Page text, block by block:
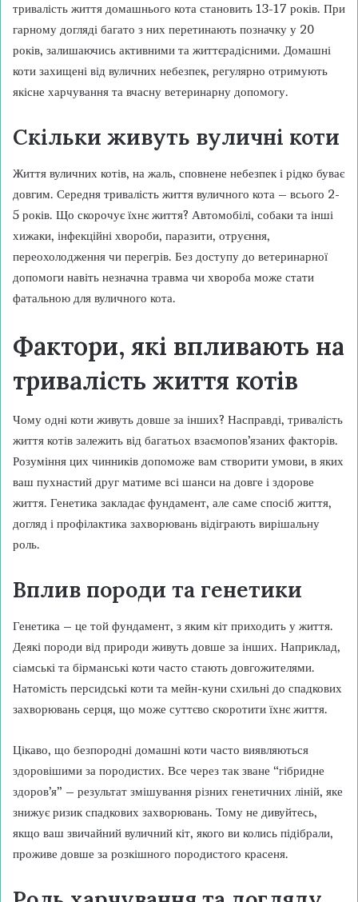
тривалість життя домашнього кота становить 13-17 років. При
гарному догляді багато з них перетинають позначку у 20
років, залишаючись активними та життєрадісними. Домашні
коти захищені від вуличних небезпек, регулярно отримують
якісне харчування та вчасну ветеринарну допомогу.
Скільки живуть вуличні коти
Життя вуличних котів, на жаль, сповнене небезпек і рідко буває
довгим. Середня тривалість життя вуличного кота – всього 2-
5 років. Що скорочує їхнє життя? Автомобілі, собаки та інші
хижаки, інфекційні хвороби, паразити, отруєння,
переохолодження чи перегрів. Без доступу до ветеринарної
допомоги навіть незначна травма чи хвороба може стати
фатальною для вуличного кота.
Фактори, які впливають на
тривалість життя котів
Чому одні коти живуть довше за інших? Насправді, тривалість
життя котів залежить від багатьох взаємопов’язаних факторів.
Розуміння цих чинників допоможе вам створити умови, в яких
ваш пухнастий друг матиме всі шанси на довге і здорове
життя. Генетика закладає фундамент, але саме спосіб життя,
догляд і профілактика захворювань відіграють вирішальну
роль.
Вплив породи та генетики
Генетика – це той фундамент, з яким кіт приходить у життя.
Деякі породи від природи живуть довше за інших. Наприклад,
сіамські та бірманські коти часто стають довгожителями.
Натомість персидські коти та мейн-куни схильні до спадкових
захворювань серця, що може суттєво скоротити їхнє життя.
Цікаво, що безпородні домашні коти часто виявляються
здоровішими за породистих. Все через так зване “гібридне
здоров’я” – результат змішування різних генетичних ліній, яке
знижує ризик спадкових захворювань. Тому не дивуйтесь,
якщо ваш звичайний вуличний кіт, якого ви колись підібрали,
проживе довше за розкішного породистого красеня.